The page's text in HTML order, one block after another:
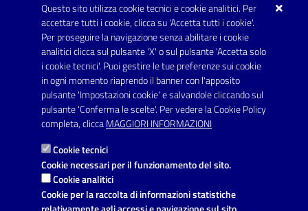
Questo sito utilizza cookie tecnici e cookie analitici. Per
accettare tutti i cookie, clicca su 'Accetta tutti i cookie'.
Per proseguire la navigazione senza abilitare i cookie
analitici clicca sul pulsante 'X' o sul pulsante 'Accetta solo
i cookie tecnici'. Puoi gestire le tue preferenze sui cookie
in ogni momento riaprendo il banner con l'apposito
pulsante 'Impostazioni cookie' e salvandole cliccando sul
pulsante 'Conferma le scelte'. Per vedere la Cookie Policy
completa, cliccaMAGGIORI INFORMAZIONI
Cookie tecnici
Cookie necessari per il funzionamento del sito.
Cookie analitici
Cookie per la raccolta di informazioni statistiche
Telefono: 0999707766
Fax: 0999704336
Posta Elettronica Certificata:
prot.comune.avetrana@pec.rupar.puglia.it
Link utili
Informativa privacy
Dichiarazione di accessibilità
Note legali